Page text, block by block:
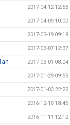
2017-04-12 12:55
2017-04-09 10:00
2017-03-19 09:19
2017-03-07 12:37
2017-03-01 08:04
2017-01-29 09:55
2017-01-03 22:22
2016-12-10 18:45
2016-11-11 12:12